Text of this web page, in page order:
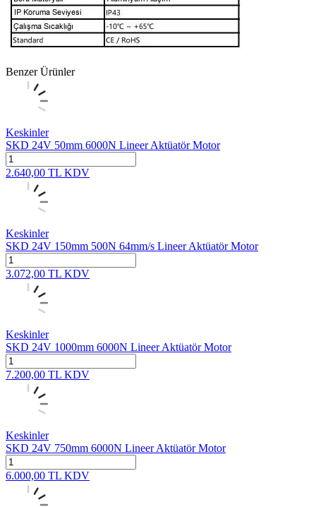
Benzer Ürünler
Keskinler
SKD 24V 50mm 6000N Lineer Aktüatör Motor
2.640,00 TL KDV
Keskinler
SKD 24V 150mm 500N 64mm/s Lineer Aktüatör Motor
3.072,00 TL KDV
Keskinler
SKD 24V 1000mm 6000N Lineer Aktüatör Motor
7.200,00 TL KDV
Keskinler
SKD 24V 750mm 6000N Lineer Aktüatör Motor
6.000,00 TL KDV